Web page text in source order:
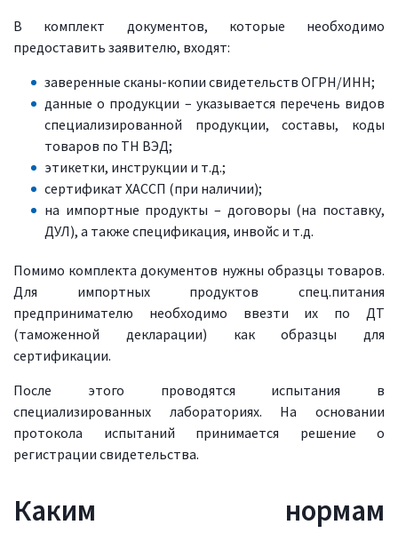
В комплект документов, которые необходимо
предоставить заявителю, входят:
заверенные сканы-копии свидетельств ОГРН/ИНН;
данные о продукции – указывается перечень видов
специализированной продукции, составы, коды
товаров по ТН ВЭД;
этикетки, инструкции и т.д.;
сертификат ХАССП (при наличии);
на импортные продукты – договоры (на поставку,
ДУЛ), а также спецификация, инвойс и т.д.
Помимо комплекта документов нужны образцы товаров.
Для импортных продуктов спец.питания
предпринимателю необходимо ввезти их по ДТ
(таможенной декларации) как образцы для
сертификации.
После этого проводятся испытания в
специализированных лабораториях. На основании
протокола испытаний принимается решение о
регистрации свидетельства.
Каким нормам